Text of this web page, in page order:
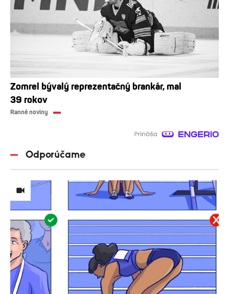
Zomrel bývalý reprezentačný brankár, mal
39 rokov
Ranné noviny
Odporúčame